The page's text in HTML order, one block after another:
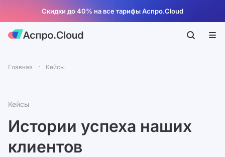
Скидки до 40% на все тарифы Аспро.Cloud
Главная Кейсы
Кейсы
Истории успеха наших
клиентов